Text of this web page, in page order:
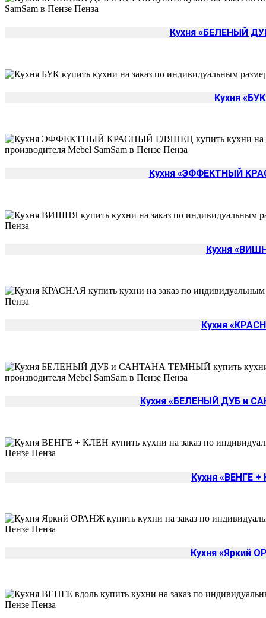
Кухня «БЕЛЕНЫЙ
Кухня
Кухня «ЭФФЕКТНЫЙ
Кухня
Кухня
Кухня «БЕЛЕНЫЙ ДУБ и
Кухня «ВЕНГЕ +
Кухня «Яркий